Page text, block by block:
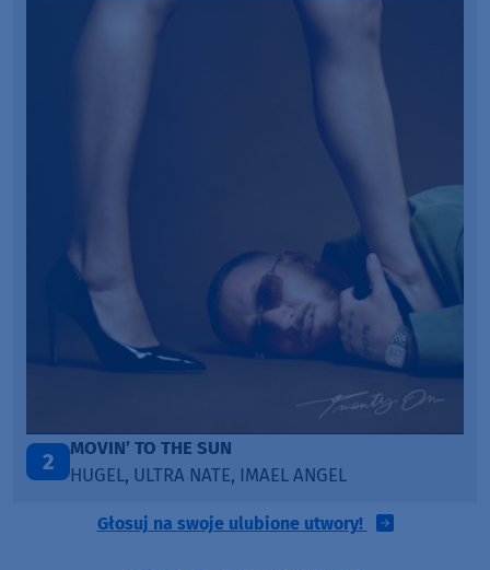
2
MOVIN’ TO THE SUN
HUGEL, ULTRA NATE, IMAEL ANGEL
Głosuj na swoje ulubione utwory!